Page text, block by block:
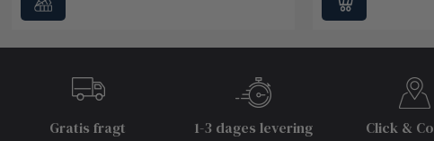
Gratis fragt 1-3 dages levering Click &